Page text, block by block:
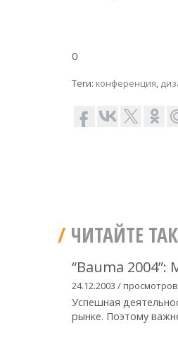
0
Теги: конференция,
ЧИТАЙТЕ
“Bauma
24.12.2003 /
Успешная
рынке. Поэтому